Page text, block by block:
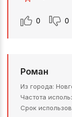
0 0
Роман
Из города
Частота
Срок